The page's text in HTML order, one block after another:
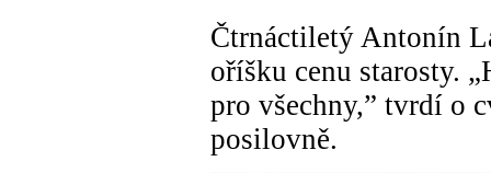
Čtrnáctiletý Antonín
oříšku cenu starosty.
pro všechny,” tvrdí o
posilovně.